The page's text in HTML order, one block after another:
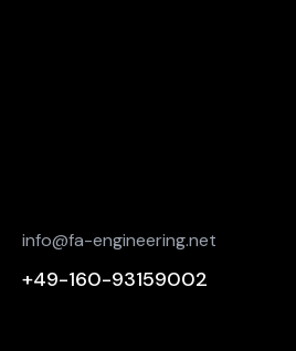
info@fa-engineering.net
+49-160-93159002